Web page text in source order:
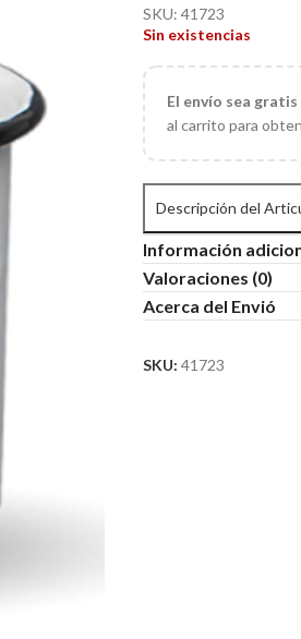
SKU:41723
Sin existencias
El envío sea
al carrito para
Descripción del
Información
Valoraciones (0)
Acerca del Envió
SKU:41723